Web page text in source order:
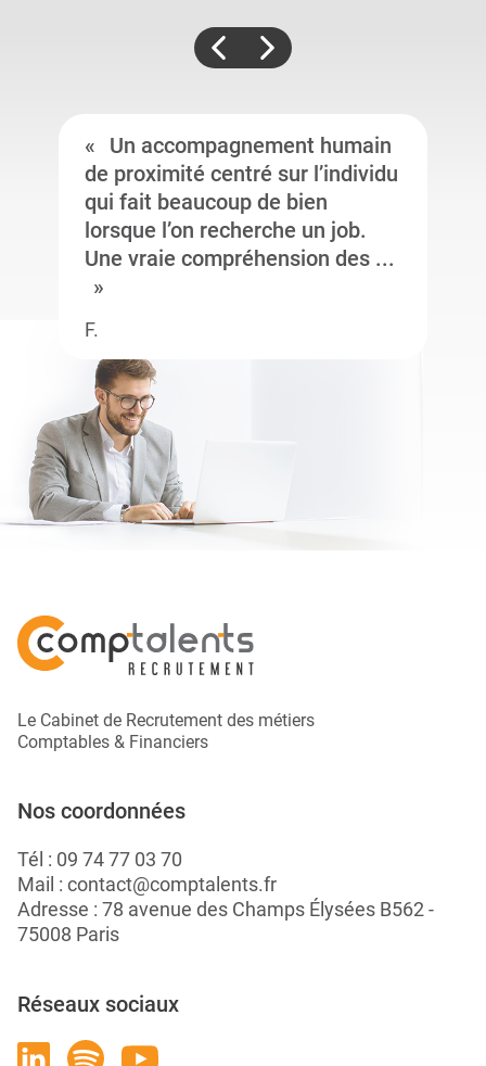
Un accompagnement humain
de proximité centré sur l’individu
qui fait beaucoup de bien
lorsque l’on recherche un job.
Une vraie compréhension des ...
F.
Le Cabinet de Recrutement des métiers
Comptables & Financiers
Nos coordonnées
Tél : 09 74 77 03 70
Mail : contact@comptalents.fr
Adresse : 78 avenue des Champs Élysées B562 -
75008 Paris
Réseaux sociaux